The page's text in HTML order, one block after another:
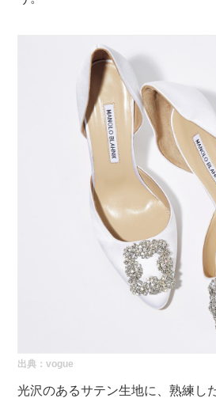
出典：vogue
光沢のあるサテン生地に、熟練し